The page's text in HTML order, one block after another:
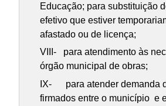
Educação; para substituição
efetivo que estiver
afastado ou de licença;
VIII- para atendimento às
órgão municipal de obras;
IX- para atender demanda
firmados entre o município e